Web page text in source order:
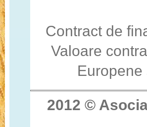
Contract de
Valoare
2012 ©